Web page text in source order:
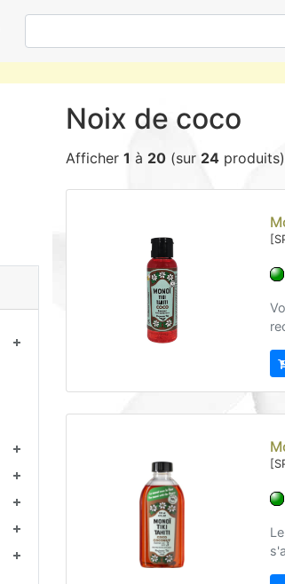
Noix de coco
Afficher 1 à 20 (sur 24 produits)